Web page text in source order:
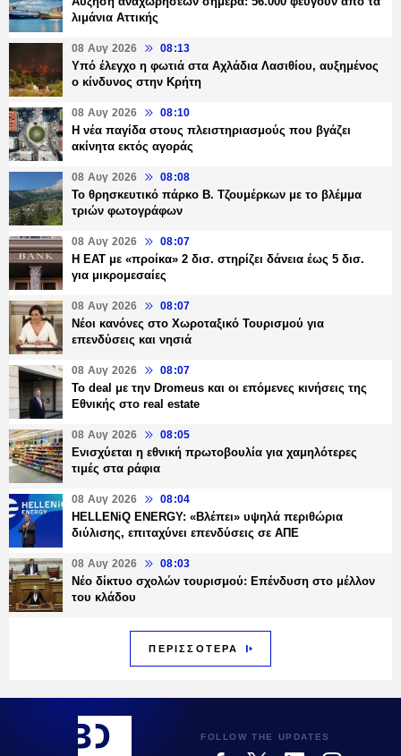
λιμάνια Αττικής
08 Αυγ 2026 08:13
Υπό έλεγχο η φωτιά στα Αχλάδια Λασιθίου, αυξημένος
ο κίνδυνος στην Κρήτη
08 Αυγ 2026 08:10
Η νέα παγίδα στους πλειστηριασμούς που βγάζει
ακίνητα εκτός αγοράς
08 Αυγ 2026 08:08
Το θρησκευτικό πάρκο Β. Τζουμέρκων με το βλέμμα
τριών φωτογράφων
08 Αυγ 2026 08:07
Η ΕΑΤ με «προίκα» 2 δισ. στηρίζει δάνεια έως 5 δισ.
για μικρομεσαίες
08 Αυγ 2026 08:07
Νέοι κανόνες στο Χωροταξικό Τουρισμού για
επενδύσεις και νησιά
08 Αυγ 2026 08:07
Το deal με την Dromeus και οι επόμενες κινήσεις της
Εθνικής στο real estate
08 Αυγ 2026 08:05
Ενισχύεται η εθνική πρωτοβουλία για χαμηλότερες
τιμές στα ράφια
08 Αυγ 2026 08:04
HELLENiQ ENERGY: «Βλέπει» υψηλά περιθώρια
διύλισης, επιταχύνει επενδύσεις σε ΑΠΕ
08 Αυγ 2026 08:03
Νέο δίκτυο σχολών τουρισμού: Επένδυση στο μέλλον
του κλάδου
ΠΕΡΙΣΣΟΤΕΡΑ
FOLLOW THE UPDATES